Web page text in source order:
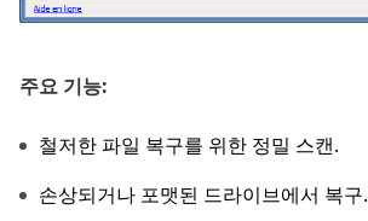
주요 기능:
철저한 파일 복구를 위한 정밀 스캔.
손상되거나 포맷된 드라이브에서 복구.